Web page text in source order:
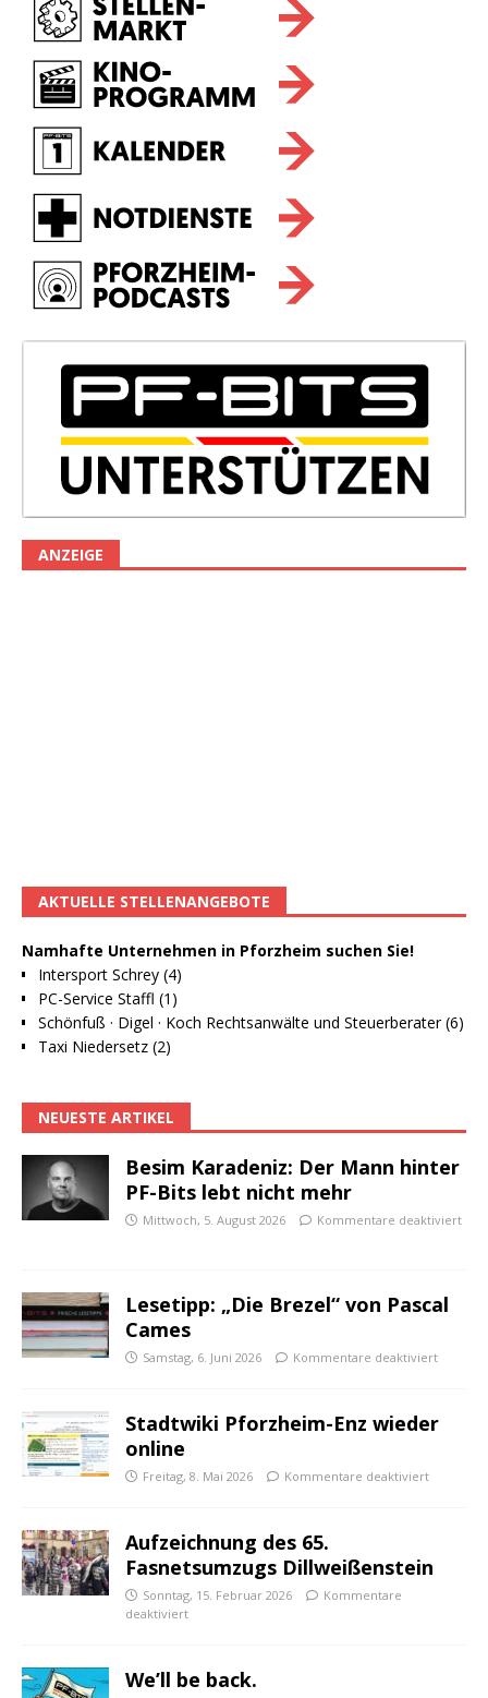
ANZEIGE
AKTUELLE STELLENANGEBOTE
Namhafte Unternehmen in Pforzheim suchen Sie!
Intersport Schrey (4)
PC-Service Staffl (1)
Schönfuß · Digel · Koch Rechtsanwälte und Steuerberater (6)
Taxi Niedersetz (2)
NEUESTE ARTIKEL
Besim Karadeniz: Der Mann hinter
PF-Bits lebt nicht mehr
Mittwoch, 5. August 2026 Kommentare deaktiviert
Lesetipp: „Die Brezel“ von Pascal
Cames
Samstag, 6. Juni 2026 Kommentare deaktiviert
Stadtwiki Pforzheim-Enz wieder
online
Freitag, 8. Mai 2026 Kommentare deaktiviert
Aufzeichnung des 65.
Fasnetsumzugs Dillweißenstein
Sonntag, 15. Februar 2026
Kommentare
deaktiviert
We’ll be back.